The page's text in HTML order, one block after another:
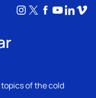
Instagram
X Facebook
of the cold